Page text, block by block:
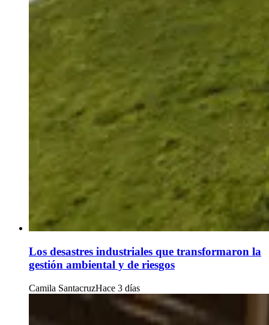
Los desastres industriales que transformaron la
gestión ambiental y de riesgos
Camila SantacruzHace 3 días